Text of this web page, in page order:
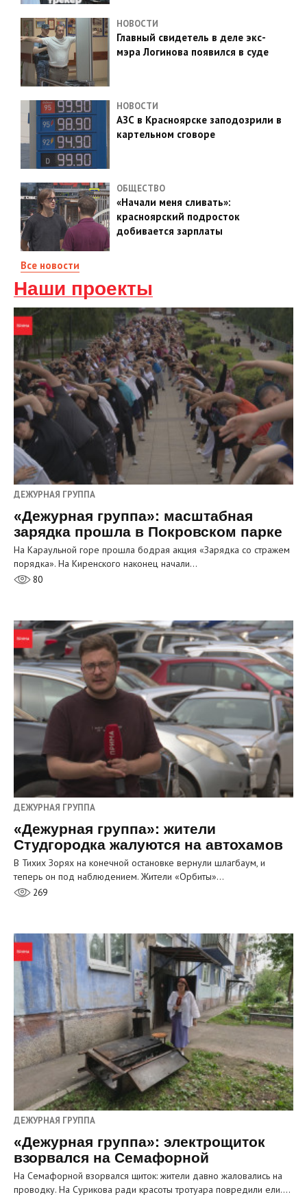
НОВОСТИ
Главный свидетель в деле экс-
мэра Логинова появился в суде
НОВОСТИ
АЗС в Красноярске заподозрили в
картельном сговоре
ОБЩЕСТВО
«Начали меня сливать»:
красноярский подросток
добивается зарплаты
Все новости
Наши проекты
ДЕЖУРНАЯ ГРУППА
«Дежурная группа»: масштабная
зарядка прошла в Покровском парке
На Караульной горе прошла бодрая акция «Зарядка со стражем
порядка». На Киренского наконец начали…
80
ДЕЖУРНАЯ ГРУППА
«Дежурная группа»: жители
Студгородка жалуются на автохамов
В Тихих Зорях на конечной остановке вернули шлагбаум, и
теперь он под наблюдением. Жители «Орбиты»…
269
ДЕЖУРНАЯ ГРУППА
«Дежурная группа»: электрощиток
взорвался на Семафорной
На Семафорной взорвался щиток: жители давно жаловались на
проводку. На Сурикова ради красоты тротуара повредили ели.…